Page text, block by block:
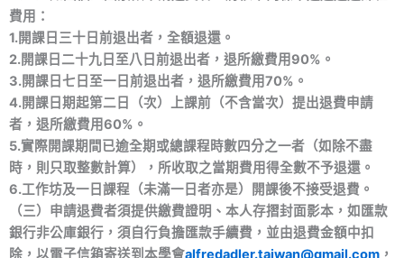
費用：
1.開課日三十日前退出者，全額退還。
2.開課日二十九日至八日前退出者，退所繳費用90%。
3.開課日七日至一日前退出者，退所繳費用70%。
4.開課日期起第二日（次）上課前（不含當次）提出退費申請
者，退所繳費用60%。
5.實際開課期間已逾全期或總課程時數四分之一者（如除不盡
時，則只取整數計算），所收取之當期費用得全數不予退還。
6.工作坊及一日課程（未滿一日者亦是）開課後不接受退費。
（三）申請退費者須提供繳費證明、本人存摺封面影本，如匯款
銀行非公庫銀行，須自行負擔匯款手續費，並由退費金額中扣
除，以電子信箱寄送到本學會alfredadler.taiwan@gmail.com ，